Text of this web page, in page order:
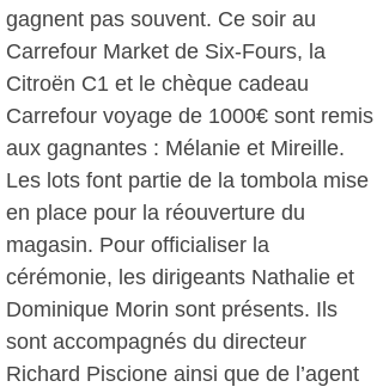
gagnent pas souvent. Ce soir au
Carrefour Market de Six-Fours, la
Citroën C1 et le chèque cadeau
Carrefour voyage de 1000€ sont remis
aux gagnantes : Mélanie et Mireille.
Les lots font partie de la tombola mise
en place pour la réouverture du
magasin. Pour officialiser la
cérémonie, les dirigeants Nathalie et
Dominique Morin sont présents. Ils
sont accompagnés du directeur
Richard Piscione ainsi que de l’agent